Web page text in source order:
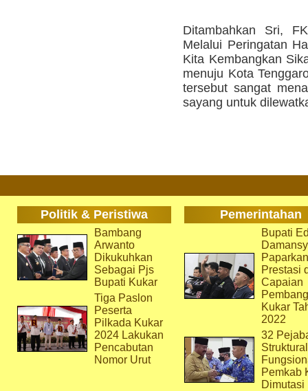
Ditambahkan Sri,
Melalui Peringatan
Kita Kembangkan
menuju Kota
tersebut sangat
sayang untuk
Politik & Peristiwa Pemerintahan
Bambang
Arwanto
Dikukuhkan
Sebagai Pjs
Bupati Kukar
Tiga Paslon
Peserta
Pilkada Kukar
2024 Lakukan
Pencabutan
Nomor Urut
Bupati
Paparkan
Prestasi
Capaian
Kukar
2022
32
Pemkab
Dimutasi